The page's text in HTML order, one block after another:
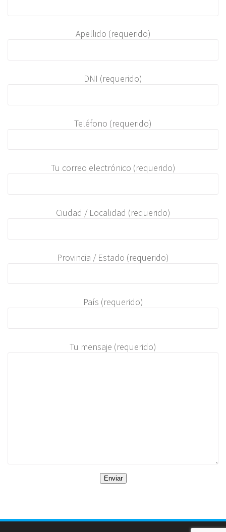
Apellido (requerido)
DNI (requerido)
Teléfono (requerido)
Tu correo electrónico (requerido)
Ciudad / Localidad (requerido)
Provincia / Estado (requerido)
País (requerido)
Tu mensaje (requerido)